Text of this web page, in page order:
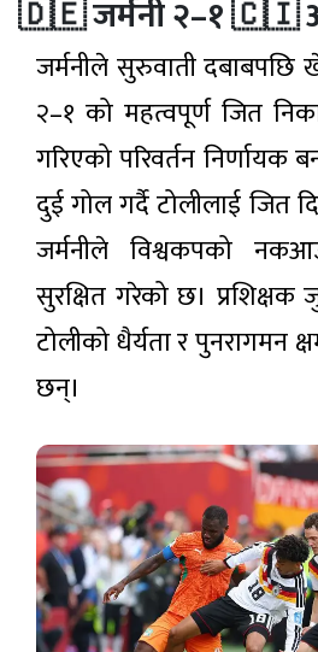
ग्यास
सिलिन्डर
वितरण
चार
महिनाको
प्रगति
विवरण
सार्वजनिक:
सुशासन र
विकास
निर्माणमा
उल्लेख्य
सुधार
५ घण्टा अगाडी
🇩🇪 जर्मनी २–१ 🇨🇮
जर्मनीले सुरुवाती दबाबपछि
२–१ को महत्वपूर्ण जित
गरिएको परिवर्तन निर्णायक
दुई गोल गर्दै टोलीलाई जित
जर्मनीले विश्वकपको
सुरक्षित गरेको छ।
टोलीको धैर्यता र पुनरागमन
छन्।